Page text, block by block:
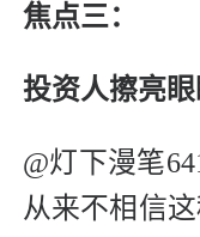
焦点三：
投资人擦亮
@灯下漫笔
从来不相信